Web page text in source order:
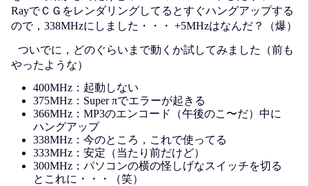
RayでＣＧをレンダリングしてるとすぐハングアップする
ので，338MHzにしました・・・ +5MHzはなんだ？（爆）
ついでに，どのぐらいまで動くか試してみました（前も
やったような）
400MHz：起動しない
375MHz：Super πでエラーが起きる
366MHz：MP3のエンコード（午後のこ〜だ）中に
ハングアップ
338MHz：今のところ，これで使ってる
333MHz：安定（当たり前だけど）
300MHz：パソコンの横の怪しげなスイッチを切る
とこれに・・・（笑）